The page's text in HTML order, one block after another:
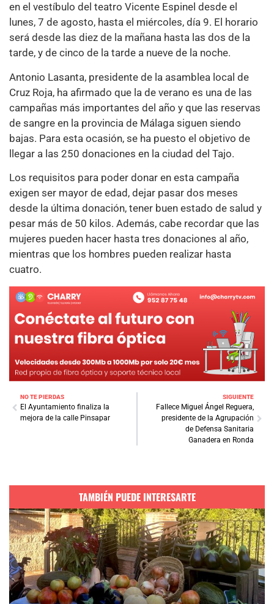
en el vestíbulo del teatro Vicente Espinel desde el
lunes, 7 de agosto, hasta el miércoles, día 9. El horario
será desde las diez de la mañana hasta las dos de la
tarde, y de cinco de la tarde a nueve de la noche.
Antonio Lasanta, presidente de la asamblea local de
Cruz Roja, ha afirmado que la de verano es una de las
campañas más importantes del año y que las reservas
de sangre en la provincia de Málaga siguen siendo
bajas. Para esta ocasión, se ha puesto el objetivo de
llegar a las 250 donaciones en la ciudad del Tajo.
Los requisitos para poder donar en esta campaña
exigen ser mayor de edad, dejar pasar dos meses
desde la última donación, tener buen estado de salud y
pesar más de 50 kilos. Además, cabe recordar que las
mujeres pueden hacer hasta tres donaciones al año,
mientras que los hombres pueden realizar hasta
cuatro.
NO TE PIERDAS
El Ayuntamiento finaliza la
mejora de la calle Pinsapar
SIGUIENTE
Fallece Miguel Ángel Reguera,
presidente de la Agrupación
de Defensa Sanitaria
Ganadera en Ronda
TAMBIÉN PUEDE INTERESARTE